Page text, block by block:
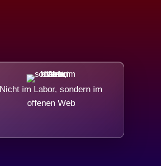
Nicht im Labor, sondern im
offenen Web